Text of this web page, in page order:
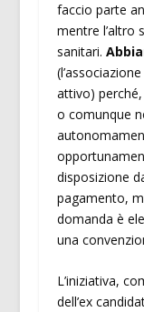
faccio parte
mentre l’altro
sanitari.
attivo)
o comunque
disposizione
pagamento,
domanda è
una
L’iniziativa,
dell’ex